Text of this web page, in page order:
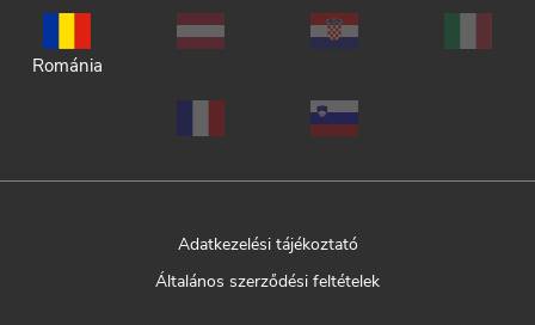
Románia
Adatkezelési tájékoztató
Általános szerződési feltételek